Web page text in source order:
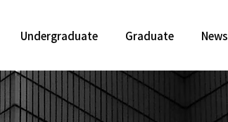
Undergraduate Graduate News